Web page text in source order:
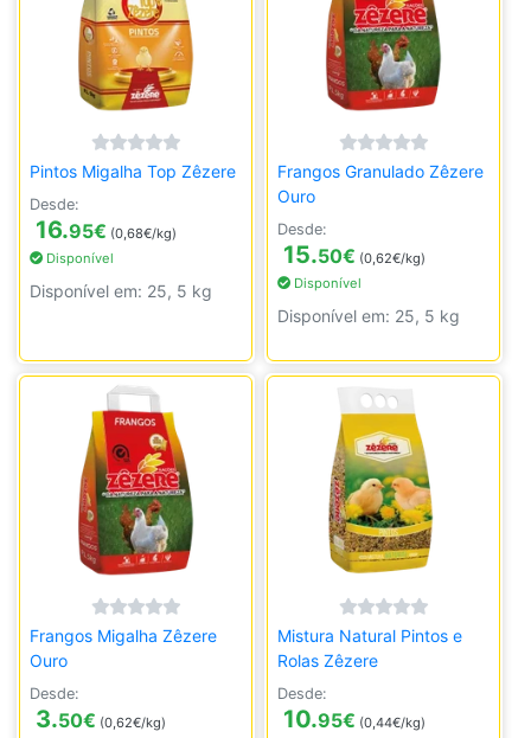
Pintos Migalha Top Zêzere
Desde:
16.95€ (0,68€/kg)
Disponível
Disponível em: 25, 5 kg
Frangos Granulado Zêzere
Ouro
Desde:
15.50€ (0,62€/kg)
Disponível
Disponível em: 25, 5 kg
Frangos Migalha Zêzere
Ouro
Desde:
3.50€ (0,62€/kg)
Mistura Natural Pintos e
Rolas Zêzere
Desde:
10.95€ (0,44€/kg)